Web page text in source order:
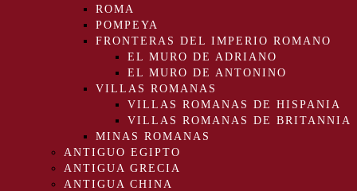
ROMA
POMPEYA
FRONTERAS DEL IMPERIO ROMANO
EL MURO DE ADRIANO
EL MURO DE ANTONINO
VILLAS ROMANAS
VILLAS ROMANAS DE HISPANIA
VILLAS ROMANAS DE BRITANNIA
MINAS ROMANAS
ANTIGUO EGIPTO
ANTIGUA GRECIA
ANTIGUA CHINA